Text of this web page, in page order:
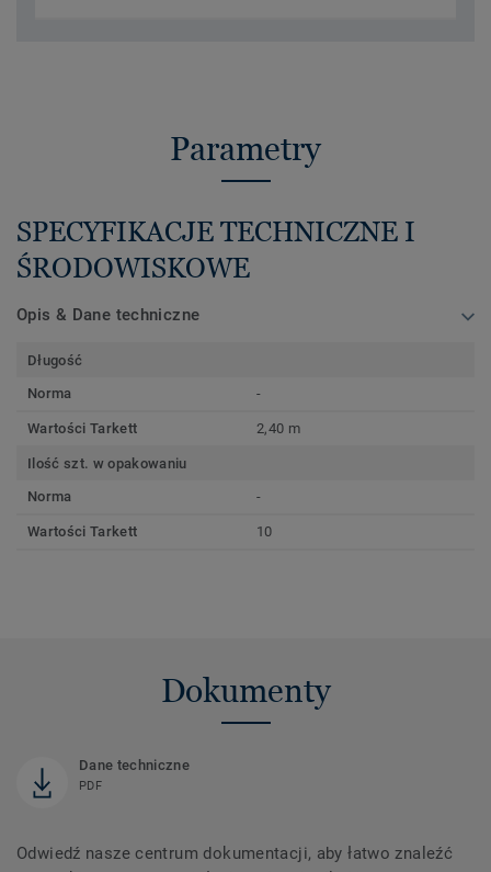
Parametry
SPECYFIKACJE TECHNICZNE I
ŚRODOWISKOWE
Opis & Dane techniczne
Długość
Norma
-
Wartości Tarkett 2,40 m
Ilość szt. w opakowaniu
Norma
-
Wartości Tarkett 10
Dokumenty
Dane techniczne
PDF
Odwiedź nasze centrum dokumentacji, aby łatwo znaleźć